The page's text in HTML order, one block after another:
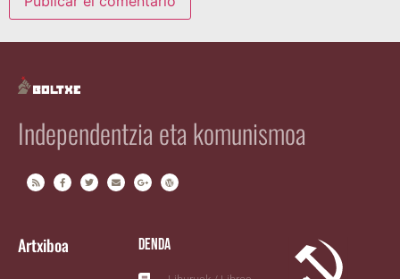
Independentzia eta komunismoa
Artxiboa Denda